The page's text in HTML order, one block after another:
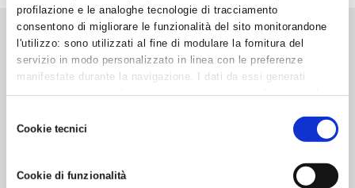
profilazione e le analoghe tecnologie di tracciamento
consentono di migliorare le funzionalità del sito monitorandone
l'utilizzo: sono utilizzati al fine di modulare la fornitura del
servizio in modo personalizzato in linea con le preferenze
manifestate durante la navigazione. I dati da essi generati
possono essere condivisi con terze parti e sono rilasciati solo
cookie cliccare su "Accetta tutti i cookie". Per differenziare le
preferenze e negare il consenso cliccare su "Personalizza
permanere delle impostazioni di default e dunque la
delCookie tecnici
Cookie di funzionalità
COMPILA IL MODULO PER CONTATTARCI
Email *